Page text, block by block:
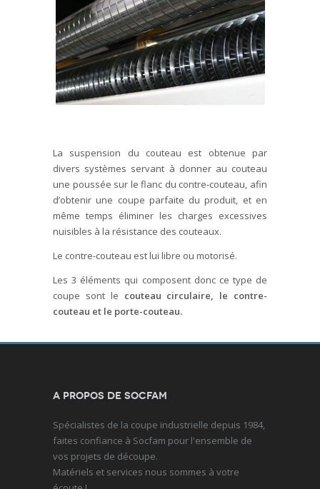
La suspension du couteau est obtenue par
divers systèmes servant à donner au couteau
une poussée sur le flanc du contre-couteau, afin
d’obtenir une coupe parfaite du produit, et en
même temps éliminer les charges excessives
nuisibles à la résistance des couteaux.
Le contre-couteau est lui libre ou motorisé.
Les 3 éléments qui composent donc ce type de
coupe sont le couteau circulaire, le contre-
couteau et le porte-couteau.
A propos de Socfam
Spécialistes de la coupe industrielle depuis 1984,
faites confiance à Socfam pour l'ensemble de
vos projets de découpe.
Matériels et services nous sommes à votre